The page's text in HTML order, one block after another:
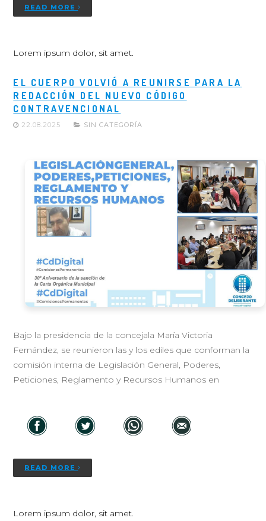
READ MORE
Lorem ipsum dolor, sit amet.
EL CUERPO VOLVIÓ A REUNIRSE PARA LA
REDACCIÓN DEL NUEVO CÓDIGO
CONTRAVENCIONAL
22.08.2025 SIN CATEGORÍA
Bajo la presidencia de la concejala María Victoria
Fernández, se reunieron las y los ediles que conforman la
comisión interna de Legislación General, Poderes,
Peticiones, Reglamento y Recursos Humanos en
READ MORE
Lorem ipsum dolor, sit amet.